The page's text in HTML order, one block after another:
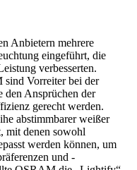
Anbietern mehrere
eingeführt, die
verbesserten.
Vorreiter bei der
Ansprüchen der
gerecht werden.
abstimmbarer weißer
mit denen sowohl
werden können, um
und -